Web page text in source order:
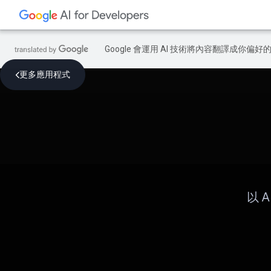
Google 會運用 AI 技術將內容翻譯成你偏好
更多應用程式
以